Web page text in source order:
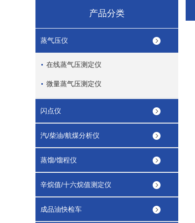
产品分类
蒸气压仪
在线蒸气压测定仪
微量蒸气压测定仪
闪点仪
汽/柴油/航煤分析仪
蒸馏/馏程仪
辛烷值/十六烷值测定仪
成品油快检车